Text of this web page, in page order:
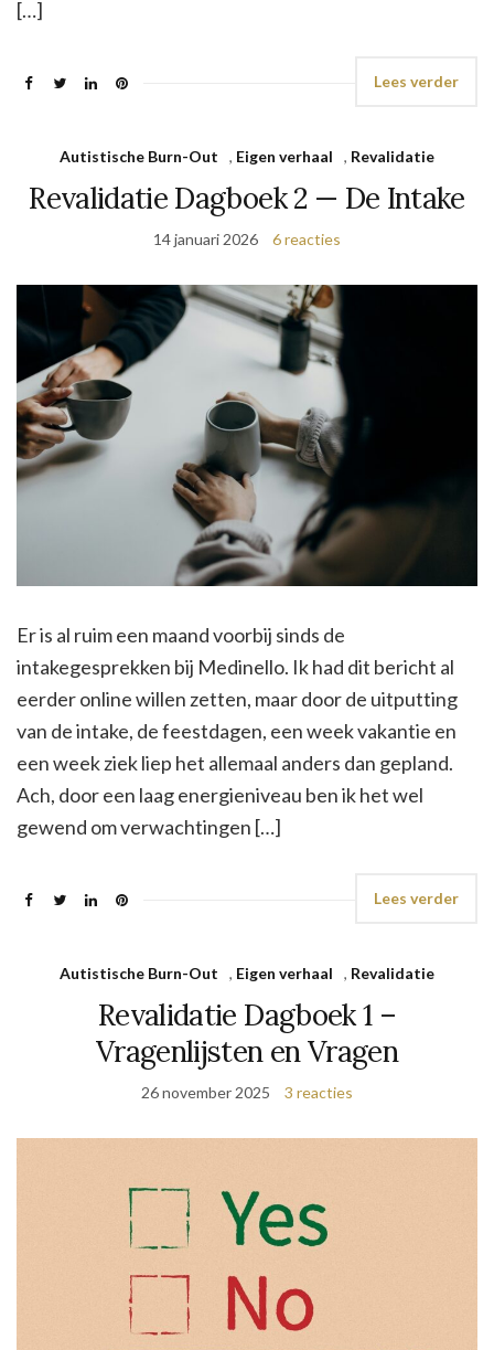
[…]
Lees verder
Autistische Burn-Out , Eigen verhaal , Revalidatie
Revalidatie Dagboek 2 — De Intake
14 januari 2026 6 reacties
Er is al ruim een maand voorbij sinds de
intakegesprekken bij Medinello. Ik had dit bericht al
eerder online willen zetten, maar door de uitputting
van de intake, de feestdagen, een week vakantie en
een week ziek liep het allemaal anders dan gepland.
Ach, door een laag energieniveau ben ik het wel
gewend om verwachtingen […]
Lees verder
Autistische Burn-Out , Eigen verhaal , Revalidatie
Revalidatie Dagboek 1 –
Vragenlijsten en Vragen
26 november 2025 3 reacties